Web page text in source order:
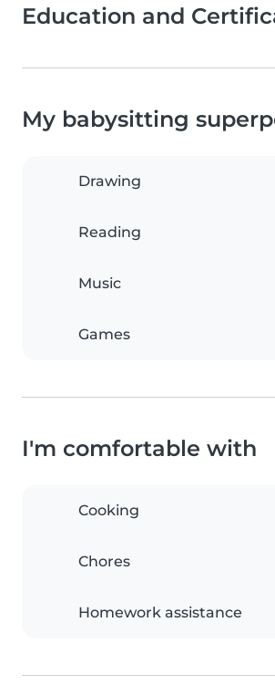
Education and
My babysitting
Drawing
Reading
Music
Games
I'm comfortable with
Cooking
Chores
Homework assistance